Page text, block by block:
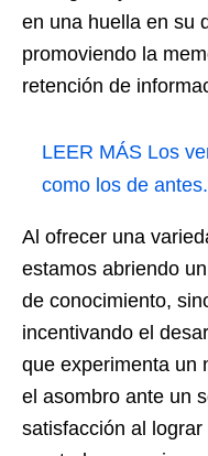
en una huella en su
promoviendo la
retención de
LEER MÁS Los
como los de antes.
Al ofrecer una
estamos abriendo
de conocimiento,
incentivando el
que experimenta un
el asombro ante un
satisfacción al